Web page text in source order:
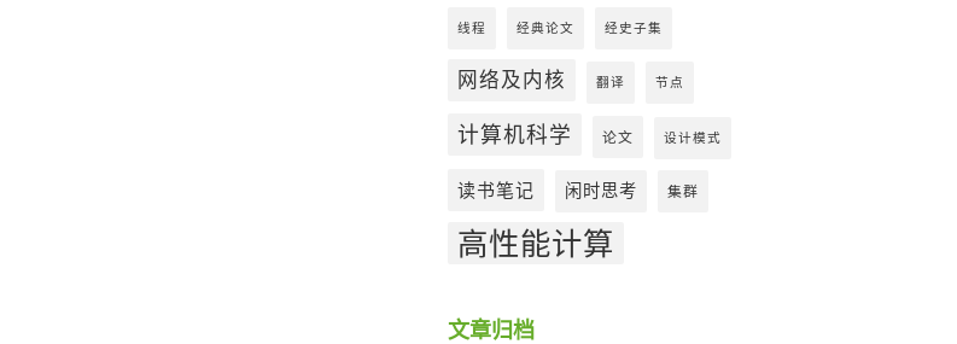
线程 经典论文 经史子集
网络及内核 翻译 节点
计算机科学 论文 设计模式
读书笔记 闲时思考 集群
高性能计算
文章归档